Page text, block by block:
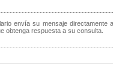
envía su mensaje
obtenga respuesta a su consulta.